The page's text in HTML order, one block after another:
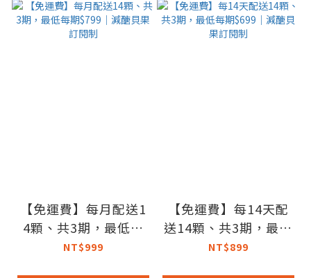
【免運費】每月配送1
4顆、共3期，最低每
期$799｜減醣貝果訂
NT$999
【免運費】每14天配
送14顆、共3期，最低
每期$699｜減醣貝果
NT$899